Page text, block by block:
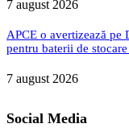
7 august 2026
APCE o avertizează
pentru baterii de
7 august 2026
Social Media